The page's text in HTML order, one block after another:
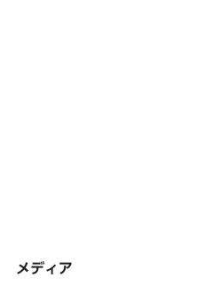
メディア